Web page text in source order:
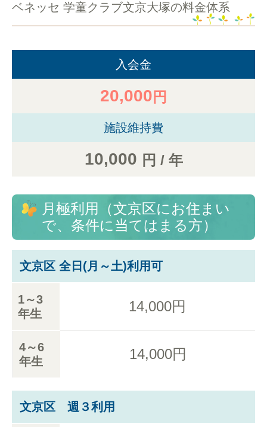
ベネッセ 学童クラブ文京大塚の料金体系
入会金
20,000 円
施設維持費
10,000 円 / 年
月極利用（文京区にお住まい
で、条件に当てはまる方）
文京区 全日(月～土)利用可
1～3
年生
14,000円
4～6
年生
14,000円
文京区 週３利用